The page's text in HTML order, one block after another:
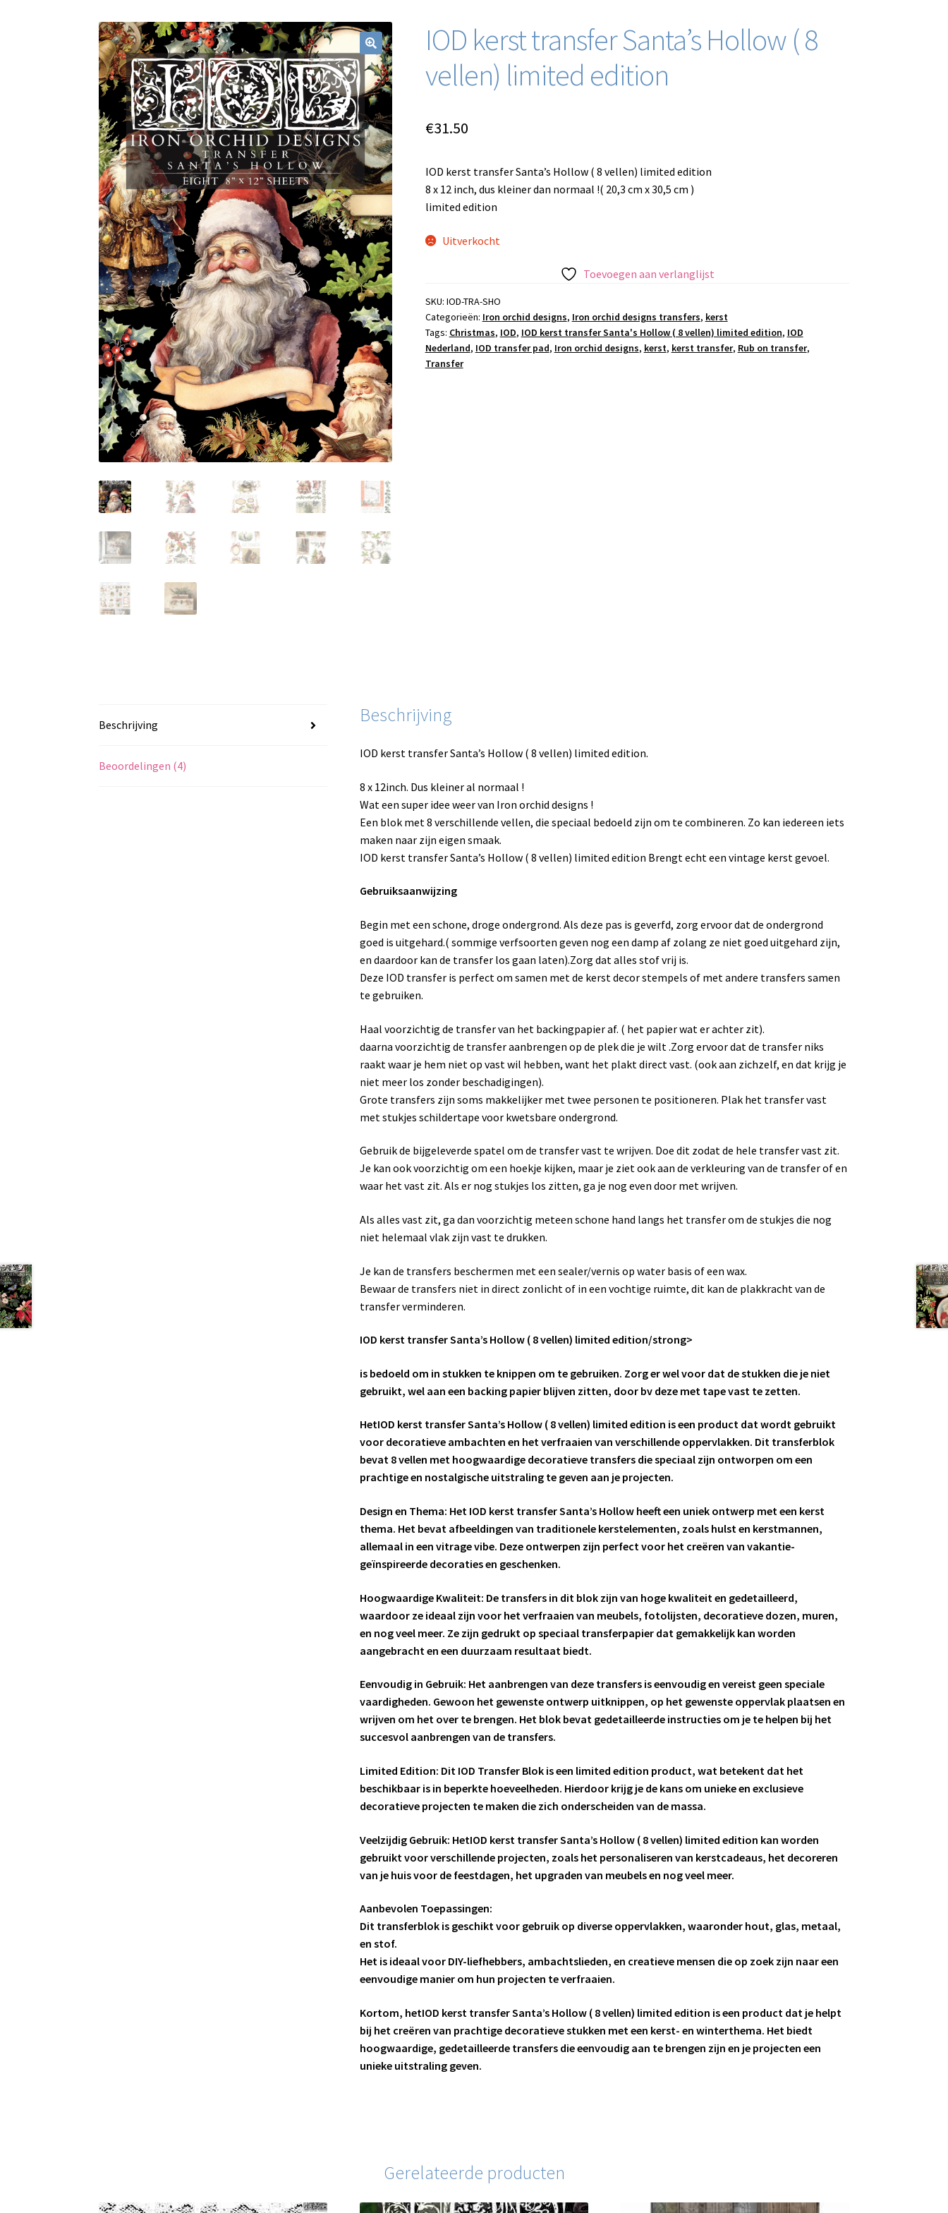
IOD kerst transfer Santa’s Hollow ( 8
vellen) limited edition
€31.50
IOD kerst transfer Santa’s Hollow ( 8 vellen) limited edition
8 x 12 inch, dus kleiner dan normaal !( 20,3 cm x 30,5 cm )
limited edition
Uitverkocht
Toevoegen aan verlanglijst
SKU: IOD-TRA-SHO
Categorieën: Iron orchid designs, Iron orchid designs transfers, kerst
Tags: Christmas, IOD, IOD kerst transfer Santa's Hollow ( 8 vellen) limited edition, IOD
Nederland, IOD transfer pad, Iron orchid designs, kerst, kerst transfer, Rub on transfer,
Transfer
Beschrijving
Beoordelingen (4)
Beschrijving
IOD kerst transfer Santa’s Hollow ( 8 vellen) limited edition.
8 x 12inch. Dus kleiner al normaal !
Wat een super idee weer van Iron orchid designs !
Een blok met 8 verschillende vellen, die speciaal bedoeld zijn om te combineren. Zo kan iedereen iets
maken naar zijn eigen smaak.
IOD kerst transfer Santa’s Hollow ( 8 vellen) limited edition Brengt echt een vintage kerst gevoel.
Gebruiksaanwijzing
Begin met een schone, droge ondergrond. Als deze pas is geverfd, zorg ervoor dat de ondergrond
goed is uitgehard.( sommige verfsoorten geven nog een damp af zolang ze niet goed uitgehard zijn,
en daardoor kan de transfer los gaan laten).Zorg dat alles stof vrij is.
Deze IOD transfer is perfect om samen met de kerst decor stempels of met andere transfers samen
te gebruiken.
Haal voorzichtig de transfer van het backingpapier af. ( het papier wat er achter zit).
daarna voorzichtig de transfer aanbrengen op de plek die je wilt .Zorg ervoor dat de transfer niks
raakt waar je hem niet op vast wil hebben, want het plakt direct vast. (ook aan zichzelf, en dat krijg je
niet meer los zonder beschadigingen).
Grote transfers zijn soms makkelijker met twee personen te positioneren. Plak het transfer vast
met stukjes schildertape voor kwetsbare ondergrond.
Gebruik de bijgeleverde spatel om de transfer vast te wrijven. Doe dit zodat de hele transfer vast zit.
Je kan ook voorzichtig om een hoekje kijken, maar je ziet ook aan de verkleuring van de transfer of en
waar het vast zit. Als er nog stukjes los zitten, ga je nog even door met wrijven.
Als alles vast zit, ga dan voorzichtig meteen schone hand langs het transfer om de stukjes die nog
niet helemaal vlak zijn vast te drukken.
Je kan de transfers beschermen met een sealer/vernis op water basis of een wax.
Bewaar de transfers niet in direct zonlicht of in een vochtige ruimte, dit kan de plakkracht van de
transfer verminderen.
IOD kerst transfer Santa’s Hollow ( 8 vellen) limited edition/strong>
is bedoeld om in stukken te knippen om te gebruiken. Zorg er wel voor dat de stukken die je niet
gebruikt, wel aan een backing papier blijven zitten, door bv deze met tape vast te zetten.
HetIOD kerst transfer Santa’s Hollow ( 8 vellen) limited edition is een product dat wordt gebruikt
voor decoratieve ambachten en het verfraaien van verschillende oppervlakken. Dit transferblok
bevat 8 vellen met hoogwaardige decoratieve transfers die speciaal zijn ontworpen om een
prachtige en nostalgische uitstraling te geven aan je projecten.
Design en Thema: Het IOD kerst transfer Santa’s Hollow heeft een uniek ontwerp met een kerst
thema. Het bevat afbeeldingen van traditionele kerstelementen, zoals hulst en kerstmannen,
allemaal in een vitrage vibe. Deze ontwerpen zijn perfect voor het creëren van vakantie-
geïnspireerde decoraties en geschenken.
Hoogwaardige Kwaliteit: De transfers in dit blok zijn van hoge kwaliteit en gedetailleerd,
waardoor ze ideaal zijn voor het verfraaien van meubels, fotolijsten, decoratieve dozen, muren,
en nog veel meer. Ze zijn gedrukt op speciaal transferpapier dat gemakkelijk kan worden
aangebracht en een duurzaam resultaat biedt.
Eenvoudig in Gebruik: Het aanbrengen van deze transfers is eenvoudig en vereist geen speciale
vaardigheden. Gewoon het gewenste ontwerp uitknippen, op het gewenste oppervlak plaatsen en
wrijven om het over te brengen. Het blok bevat gedetailleerde instructies om je te helpen bij het
succesvol aanbrengen van de transfers.
Limited Edition: Dit IOD Transfer Blok is een limited edition product, wat betekent dat het
beschikbaar is in beperkte hoeveelheden. Hierdoor krijg je de kans om unieke en exclusieve
decoratieve projecten te maken die zich onderscheiden van de massa.
Veelzijdig Gebruik: HetIOD kerst transfer Santa’s Hollow ( 8 vellen) limited edition kan worden
gebruikt voor verschillende projecten, zoals het personaliseren van kerstcadeaus, het decoreren
van je huis voor de feestdagen, het upgraden van meubels en nog veel meer.
Aanbevolen Toepassingen:
Dit transferblok is geschikt voor gebruik op diverse oppervlakken, waaronder hout, glas, metaal,
en stof.
Het is ideaal voor DIY-liefhebbers, ambachtslieden, en creatieve mensen die op zoek zijn naar een
eenvoudige manier om hun projecten te verfraaien.
Kortom, hetIOD kerst transfer Santa’s Hollow ( 8 vellen) limited edition is een product dat je helpt
bij het creëren van prachtige decoratieve stukken met een kerst- en winterthema. Het biedt
hoogwaardige, gedetailleerde transfers die eenvoudig aan te brengen zijn en je projecten een
unieke uitstraling geven.
Gerelateerde producten